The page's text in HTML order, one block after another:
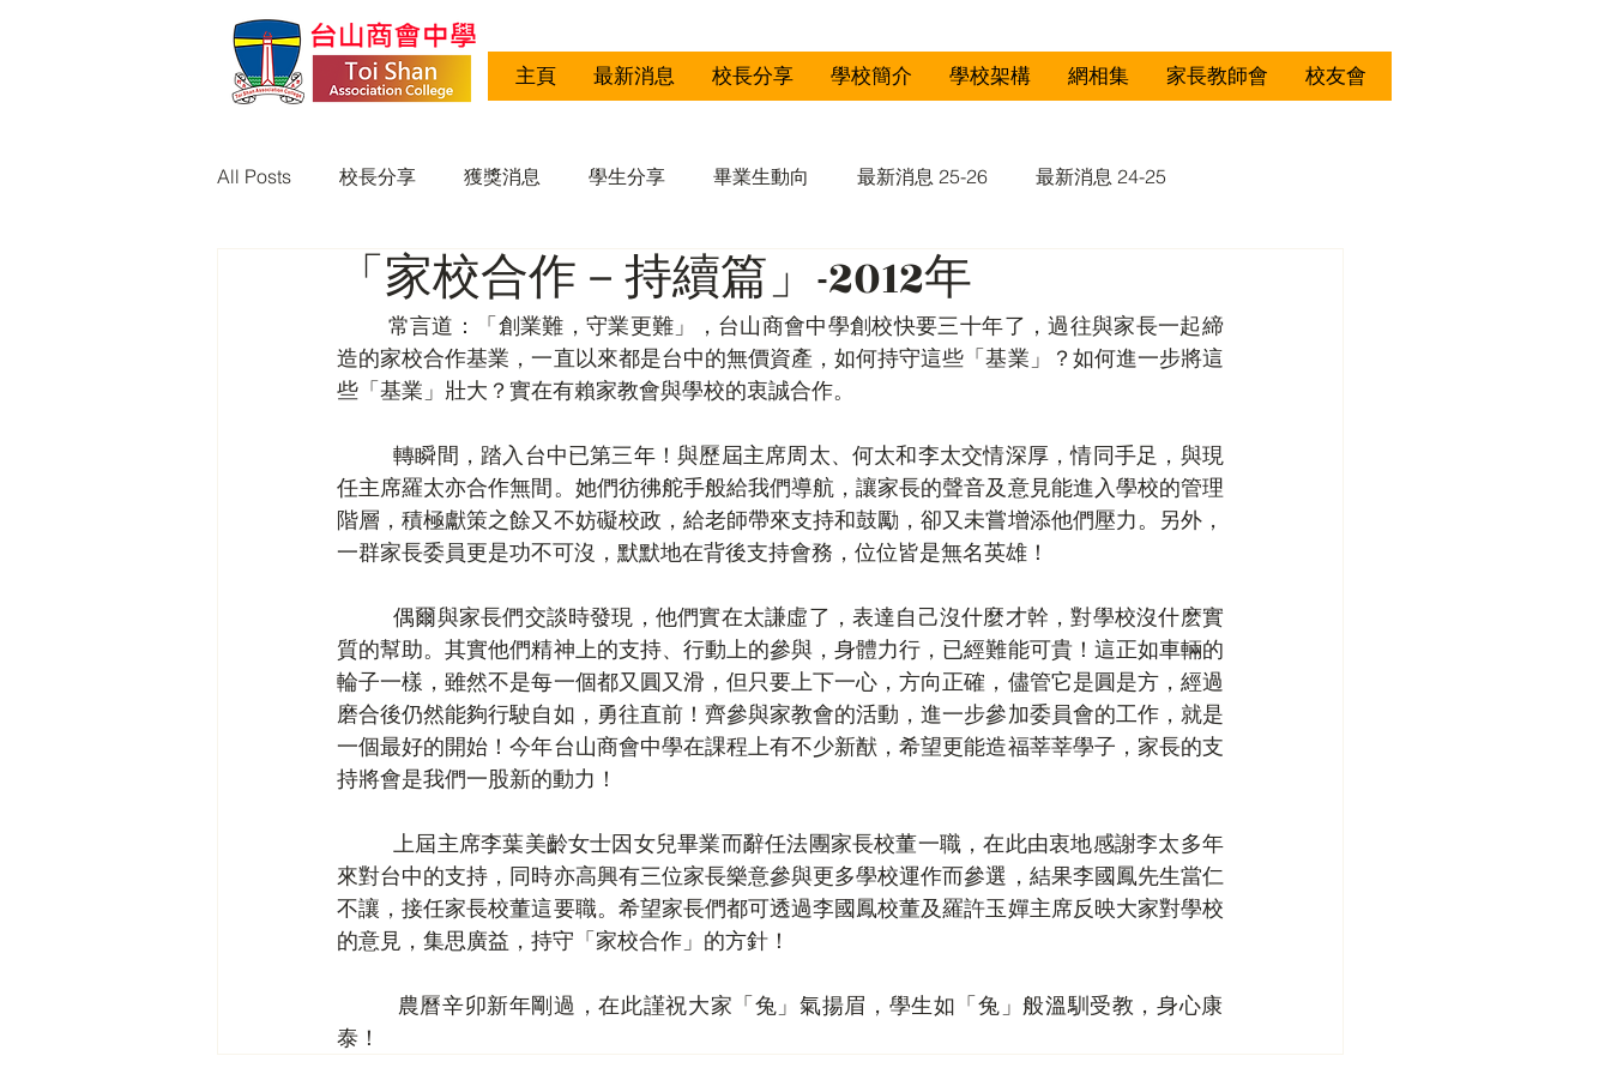
主頁 最新消息 校長分享 學校簡介 學校架構 網相集 家長教師會 校友會
All Posts 校長分享 獲獎消息 學生分享 畢業生動向 最新消息 25-26 最新消息 24-25
最新消息 23-24 最新消息 22-23 最新消息 21-22
「家校合作－持續篇」-2012年
造的家校合作基業，一直以來都是台中的無價資產，如何持守這些「基業」？如何進一步將這
些「基業」壯大？實在有賴家教會與學校的衷誠合作。
         轉瞬間，踏入台中已第三年！與歷屆主席周太、何太和李太交情深厚，情同手足，與現
任主席羅太亦合作無間。她們彷彿舵手般給我們導航，讓家長的聲音及意見能進入學校的管理
階層，積極獻策之餘又不妨礙校政，給老師帶來支持和鼓勵，卻又未嘗增添他們壓力。另外，
一群家長委員更是功不可沒，默默地在背後支持會務，位位皆是無名英雄！
         偶爾與家長們交談時發現，他們實在太謙虛了，表達自己沒什麼才幹，對學校沒什麽實
質的幫助。其實他們精神上的支持、行動上的參與，身體力行，已經難能可貴！這正如車輛的
輪子一樣，雖然不是每一個都又圓又滑，但只要上下一心，方向正確，儘管它是圓是方，經過
磨合後仍然能夠行駛自如，勇往直前！齊參與家教會的活動，進一步參加委員會的工作，就是
一個最好的開始！今年台山商會中學在課程上有不少新猷，希望更能造福莘莘學子，家長的支
持將會是我們一股新的動力！
         上屆主席李葉美齡女士因女兒畢業而辭任法團家長校董一職，在此由衷地感謝李太多年
來對台中的支持，同時亦高興有三位家長樂意參與更多學校運作而參選，結果李國鳳先生當仁
不讓，接任家長校董這要職。希望家長們都可透過李國鳳校董及羅許玉嬋主席反映大家對學校
的意見，集思廣益，持守「家校合作」的方針！
泰！